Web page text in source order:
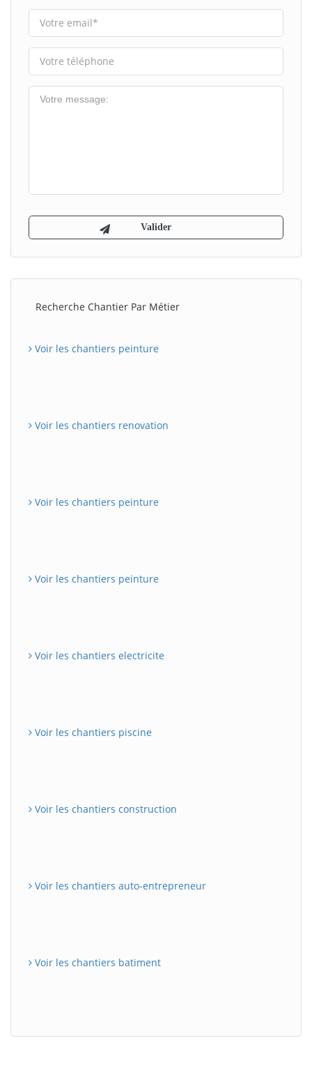
Recherche Chantier Par Métier
Voir les chantiers peinture
Voir les chantiers renovation
Voir les chantiers peinture
Voir les chantiers peinture
Voir les chantiers electricite
Voir les chantiers piscine
Voir les chantiers construction
Voir les chantiers auto-entrepreneur
Voir les chantiers batiment